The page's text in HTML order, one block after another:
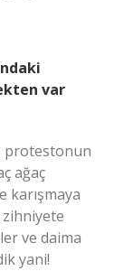
var
protestonun
ağaç
karışmaya
ve daima
yani!